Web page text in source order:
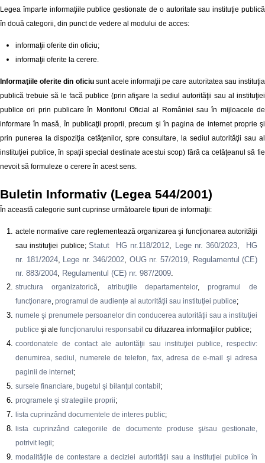
Legea împarte informaţiile publice gestionate de o autoritate sau instituţie publică
în două categorii, din punct de vedere al modului de acces:
informaţii oferite din oficiu;
informaţii oferite la cerere.
Informaţiile oferite din oficiusunt acele informaţii pe care autoritatea sau instituţia
publică trebuie să le facă publice (prin afişare la sediul autorităţii sau al instituţiei
publice ori prin publicare în Monitorul Oficial al României sau în mijloacele de
informare în masă, în publicaţii proprii, precum şi în pagina de internet proprie şi
prin punerea la dispoziţia cetăţenilor, spre consultare, la sediul autorităţii sau al
instituţiei publice, în spaţii special destinate acestui scop) fără ca cetăţeanul să fie
nevoit să formuleze o cerere în acest sens.
Buletin Informativ (Legea 544/2001)
În această categorie sunt cuprinse următoarele tipuri de informaţii:
actele normative care reglementează organizarea şi funcţionarea autorităţii
sau instituţiei publice;Statut HG nr.118/2012 Lege nr. 360/2023
HG
nr. 181/2024, Lege nr. 346/2002 OUG nr. 57/2019,
Regulamentul (CE)
nr. 883/2004
Regulamentul (CE) nr. 987/2009
structura organizatorică, atribuţiile departamentelor,programul de
funcţionare, programul de audienţe al autorităţii sau instituţiei publice;
numele şi prenumele persoanelor din conducerea autorităţii sau a instituţiei
publice şi ale funcţionarului responsabil cu difuzarea informaţiilor publice;
coordonatele de contact ale autorităţii sau instituţiei publice, respectiv:
denumirea, sediul, numerele de telefon, fax, adresa de e-mail şi adresa
paginii de internet;
sursele financiare, bugetul şi bilanţul contabil;
programele şi strategiile proprii;
lista cuprinzând documentele de interes public;
lista cuprinzând categoriile de documente produse şi/sau gestionate,
potrivit legii;
modalităţile de contestare a deciziei autorităţii sau a instituţiei publice în